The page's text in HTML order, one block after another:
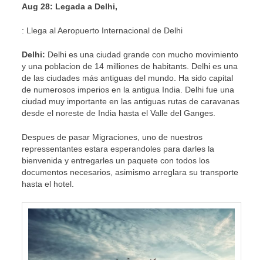
Aug 28: Legada a Delhi,
: Llega al Aeropuerto Internacional de Delhi
Delhi: Delhi es una ciudad grande con mucho movimiento
y una poblacion de 14 milliones de habitants. Delhi es una
de las ciudades más antiguas del mundo. Ha sido capital
de numerosos imperios en la antigua India. Delhi fue una
ciudad muy importante en las antiguas rutas de caravanas
desde el noreste de India hasta el Valle del Ganges.
Despues de pasar Migraciones, uno de nuestros
repressentantes estara esperandoles para darles la
bienvenida y entregarles un paquete con todos los
documentos necesarios, asimismo arreglara su transporte
hasta el hotel.